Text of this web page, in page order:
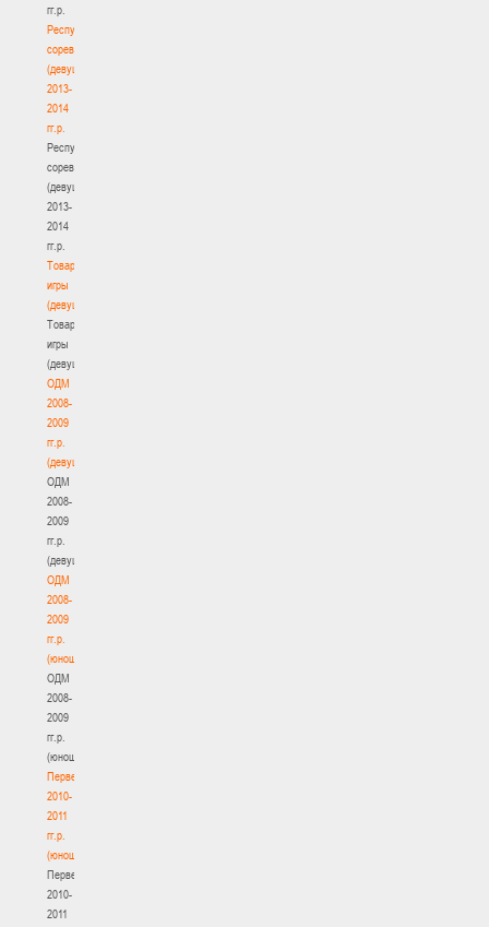
гг.р.
Республиканские
соревнования
(девушки)
2013-
2014
гг.р.
Республиканские
соревнования
(девушки)
2013-
2014
гг.р.
Товарищеские
игры
(девушки)
Товарищеские
игры
(девушки)
ОДМ
2008-
2009
гг.р.
(девушки)
ОДМ
2008-
2009
гг.р.
(девушки)
ОДМ
2008-
2009
гг.р.
(юноши)
ОДМ
2008-
2009
гг.р.
(юноши)
Первенство
2010-
2011
гг.р.
(юноши)
Первенство
2010-
2011